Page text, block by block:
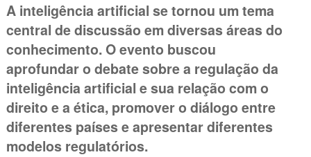
A inteligência artificial se tornou um tema
central de discussão em diversas áreas do
conhecimento. O evento buscou
aprofundar o debate sobre a regulação da
inteligência artificial e sua relação com o
direito e a ética, promover o diálogo entre
diferentes países e apresentar diferentes
modelos regulatórios.